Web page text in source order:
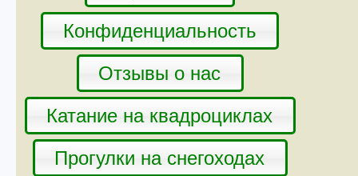
Конфиденциальность
Отзывы о нас
Катание на квадроциклах
Прогулки на снегоходах